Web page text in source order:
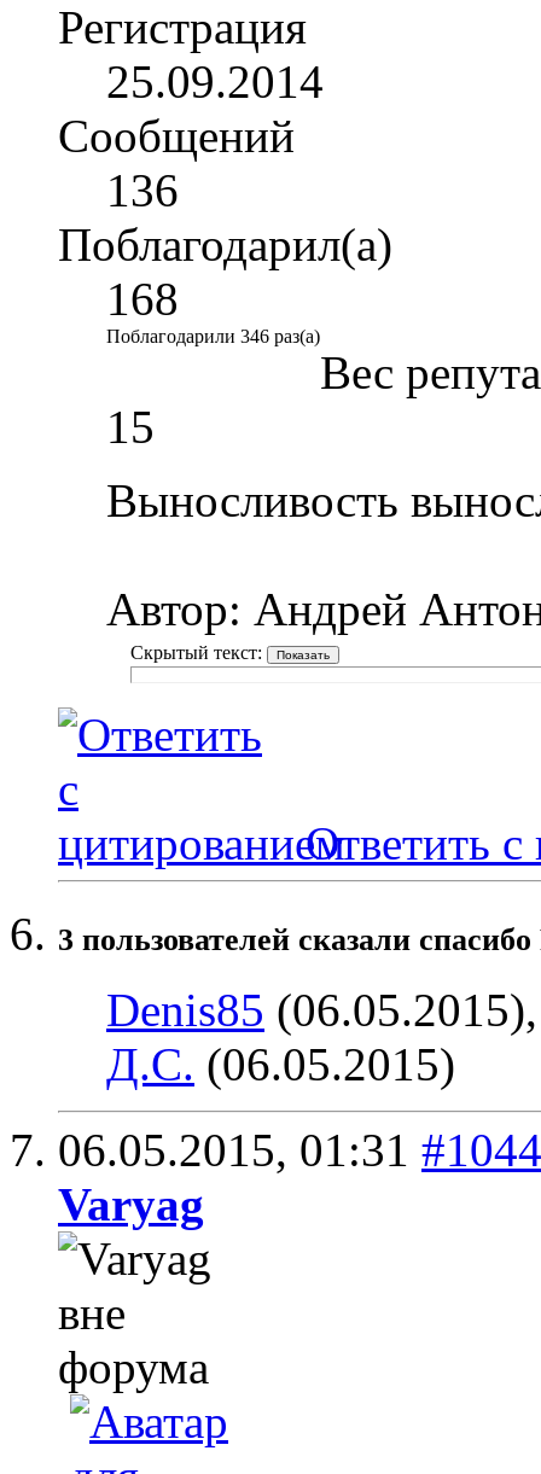
Регистрация
25.09.2014
Сообщений
136
Поблагодарил(а)
168
Поблагодарили 346 раз(а)
Вес
15
Выносливость
Автор: Андрей
Скрытый текст:
Ответить с
3 пользователей сказали
Denis85
Д.С. (06.05.2015)
06.05.2015, 01:31 #1044
Varyag